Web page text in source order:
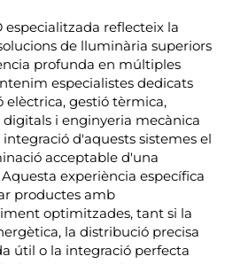
especialitzada reflecteix la
de lluminària superiors
profunda en múltiples
especialistes dedicats
elèctrica, gestió tèrmica,
i enginyeria mecànica
d'aquests sistemes el
acceptable d'una
experiència específica
productes amb
optimitzades, tant si la
la distribució precisa
útil o la integració perfecta